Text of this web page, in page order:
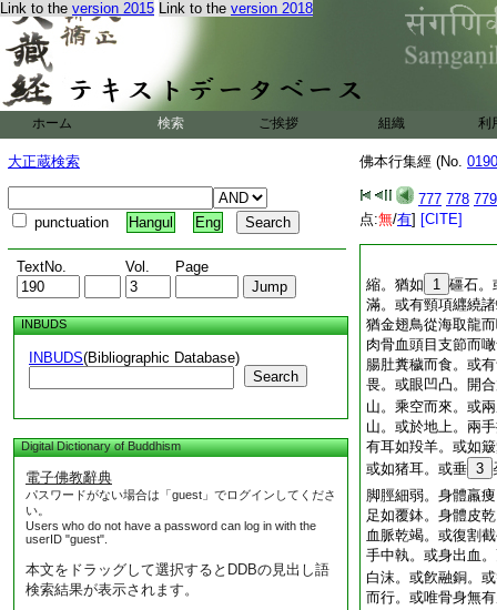
Link to the version 2015 Link to the version 2018
ホーム 検索 ご挨拶 組織 利
大正蔵検索
punctuation Hangul Eng
TextNo. Vol. Page
INBUDS
INBUDS(Bibliographic Database)
Search
Digital Dictionary of Buddhism
電子佛教辭典
パスワードがない場合は「guest」でログインしてくださ
い。
Users who do not have a password can log in with the
userID "guest".
本文をドラッグして選択するとDDBの見出し語
検索結果が表示されます。
佛本行集經 (No.
777 778 779
点:無/有] [CITE]
縮。猶如 1 礓石。
滿。或有頸項纒繞
猶金翅鳥從海取龍
肉骨血頭目支節而
腸肚糞穢而食。或
畏。或眼凹凸。開
山。乘空而來。或
山。或於地上。兩
有耳如羖羊。或如
或如猪耳。或垂 3
脚脛細弱。身體羸
足如覆鉢。身體皮
血脈乾竭。或復割
手中執。或身出血
白沫。或飮融銅。
而行。或唯骨身無